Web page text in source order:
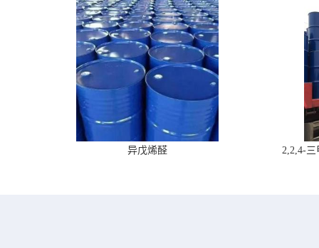
异戊烯醛 2,2,4-